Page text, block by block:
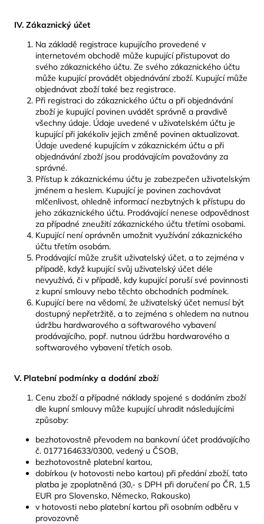
IV. Zákaznický účet
Na základě registrace kupujícího provedené v
internetovém obchodě může kupující přistupovat do
svého zákaznického účtu. Ze svého zákaznického účtu
může kupující provádět objednávání zboží. Kupující může
objednávat zboží také bez registrace.
Při registraci do zákaznického účtu a při objednávání
zboží je kupující povinen uvádět správně a pravdivě
všechny údaje. Údaje uvedené v uživatelském účtu je
kupující při jakékoliv jejich změně povinen aktualizovat.
Údaje uvedené kupujícím v zákaznickém účtu a při
objednávání zboží jsou prodávajícím považovány za
správné.
Přístup k zákaznickému účtu je zabezpečen uživatelským
jménem a heslem. Kupující je povinen zachovávat
mlčenlivost, ohledně informací nezbytných k přístupu do
jeho zákaznického účtu. Prodávající nenese odpovědnost
za případné zneužití zákaznického účtu třetími osobami.
Kupující není oprávněn umožnit využívání zákaznického
účtu třetím osobám.
Prodávající může zrušit uživatelský účet, a to zejména v
případě, když kupující svůj uživatelský účet déle
nevyužívá, či v případě, kdy kupující poruší své povinnosti
z kupní smlouvy nebo těchto obchodních podmínek.
Kupující bere na vědomí, že uživatelský účet nemusí být
dostupný nepřetržitě, a to zejména s ohledem na nutnou
údržbu hardwarového a softwarového vybavení
prodávajícího, popř. nutnou údržbu hardwarového a
softwarového vybavení třetích osob.
V. Platební podmínky a dodání zboží
Cenu zboží a případné náklady spojené s dodáním zboží
dle kupní smlouvy může kupující uhradit následujícími
způsoby:
bezhotovostně převodem na bankovní účet prodávajícího
č. 0177164633/0300, vedený u ČSOB,
bezhotovostně platební kartou,
dobírkou (v hotovosti nebo kartou) při předání zboží, tato
platba je zpoplatněná (30,- s DPH při doručení po ČR, 1,5
EUR pro Slovensko, Německo, Rakousko)
v hotovosti nebo platební kartou při osobním odběru v
provozovně